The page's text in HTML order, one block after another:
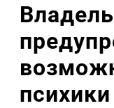
психики